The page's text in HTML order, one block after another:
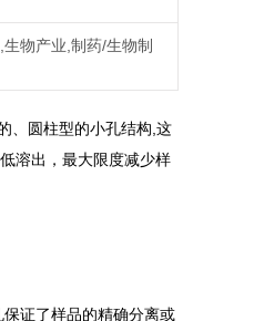
物产业,制药/生物制
、圆柱型的小孔结构,这
溶出，最大限度减少样
证了样品的精确分离或